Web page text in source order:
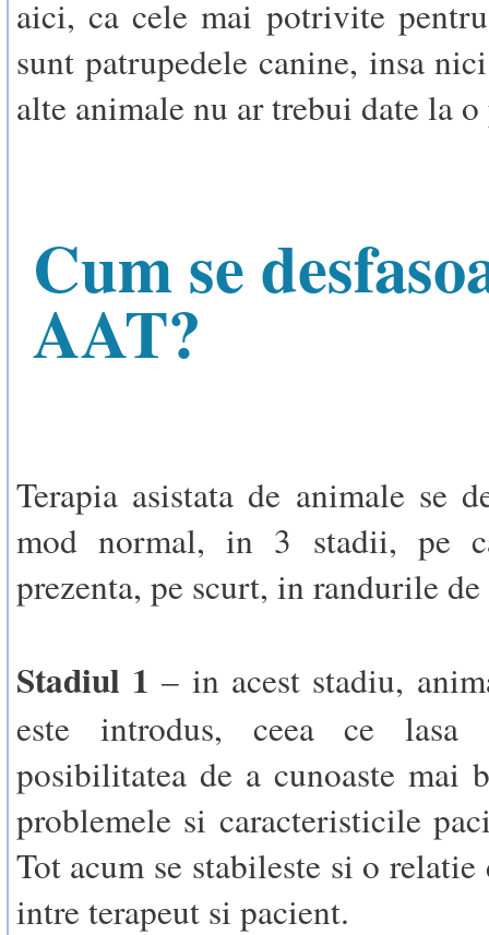
aici, ca cele mai potrivite
sunt patrupedele canine, insa
alte animale nu ar trebui date la o
Cum se
AAT?
Terapia asistata de animale se
mod normal, in 3 stadii, pe
prezenta, pe scurt, in randurile
Stadiul 1 – in acest stadiu,
este introdus, ceea ce lasa
posibilitatea de a cunoaste mai
problemele si caracteristicile
Tot acum se stabileste si o relatie
intre terapeut si pacient.